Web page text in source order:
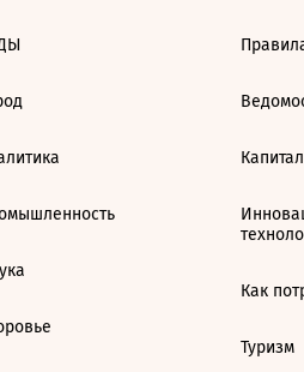
Капитал
Как
Туризм